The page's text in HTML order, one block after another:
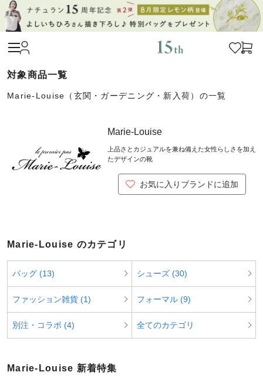
Marie-Louise（玄関・ガーデニング・新入荷）の一覧
Marie-Louise
上品さとカジュアルを兼ね備えた女性らしさを加え
たデザインの靴
お気に入りブランドに追加
Marie-Louise のカテゴリ
バッグ (13) シューズ (30)
ファッション雑貨 (1) フォーマル (9)
別注・コラボ (4) 全てのカテゴリ
Marie-Louise 新着特集